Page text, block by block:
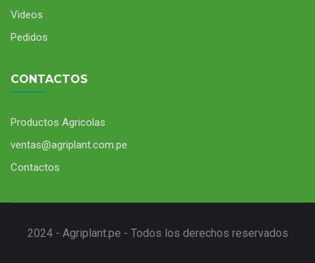
Videos
Pedidos
CONTACTOS
Productos Agricolas
ventas@agriplant.com.pe
Contactos
2024 - Agriplant.pe - Todos los derechos reservados